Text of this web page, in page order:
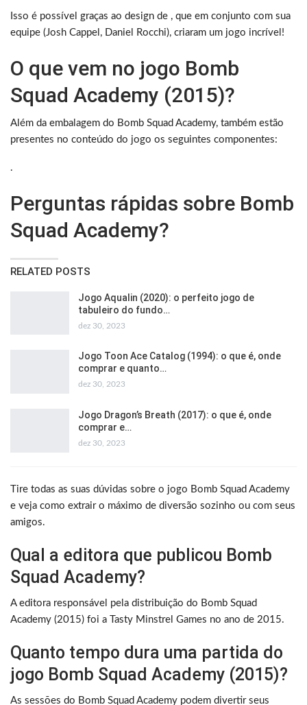
Isso é possível graças ao design de , que em conjunto com sua
equipe (Josh Cappel, Daniel Rocchi), criaram um jogo incrível!
O que vem no jogo Bomb
Squad Academy (2015)?
Além da embalagem do Bomb Squad Academy, também estão
presentes no conteúdo do jogo os seguintes componentes:
.
Perguntas rápidas sobre Bomb
Squad Academy?
RELATED POSTS
Jogo Aqualin (2020): o perfeito jogo de
tabuleiro do fundo…
dez 30, 2023
Jogo Toon Ace Catalog (1994): o que é, onde
comprar e quanto…
dez 30, 2023
Jogo Dragon’s Breath (2017): o que é, onde
comprar e…
dez 30, 2023
Tire todas as suas dúvidas sobre o jogo Bomb Squad Academy
e veja como extrair o máximo de diversão sozinho ou com seus
amigos.
Qual a editora que publicou Bomb
Squad Academy?
A editora responsável pela distribuição do Bomb Squad
Academy (2015) foi a Tasty Minstrel Games no ano de 2015.
Quanto tempo dura uma partida do
jogo Bomb Squad Academy (2015)?
As sessões do Bomb Squad Academy podem divertir seus